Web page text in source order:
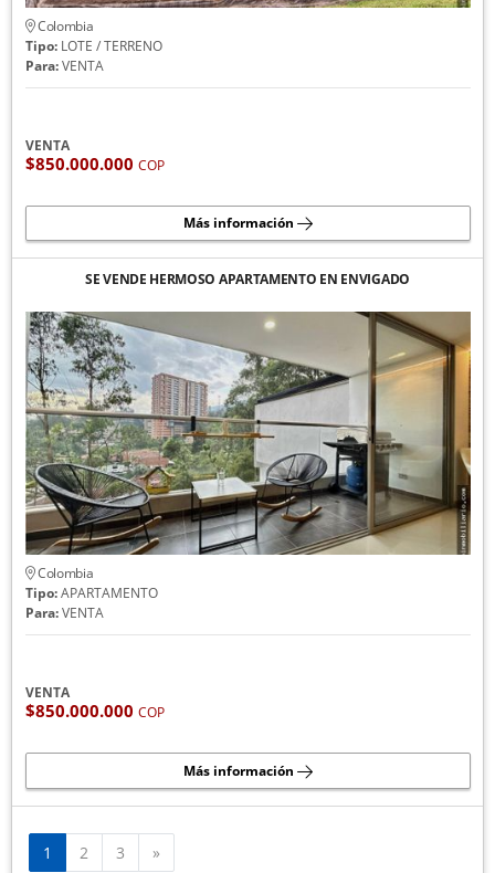
Colombia
Tipo:LOTE / TERRENO
Para:VENTA
VENTA
$850.000.000 COP
Más información
SE VENDE HERMOSO APARTAMENTO EN ENVIGADO
Colombia
Tipo:APARTAMENTO
Para:VENTA
VENTA
$850.000.000 COP
Más información
1 2 3 »